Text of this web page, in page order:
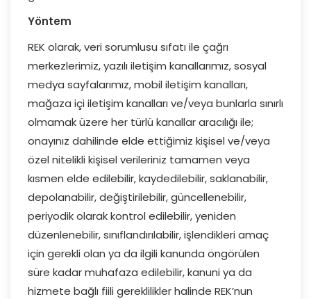
Yöntem
REK olarak, veri sorumlusu sıfatı ile çağrı
merkezlerimiz, yazılı iletişim kanallarımız, sosyal
medya sayfalarımız, mobil iletişim kanalları,
mağaza içi iletişim kanalları ve/veya bunlarla sınırlı
olmamak üzere her türlü kanallar aracılığı ile;
onayınız dahilinde elde ettiğimiz kişisel ve/veya
özel nitelikli kişisel verileriniz tamamen veya
kısmen elde edilebilir, kaydedilebilir, saklanabilir,
depolanabilir, değiştirilebilir, güncellenebilir,
periyodik olarak kontrol edilebilir, yeniden
düzenlenebilir, sınıflandırılabilir, işlendikleri amaç
için gerekli olan ya da ilgili kanunda öngörülen
süre kadar muhafaza edilebilir, kanuni ya da
hizmete bağlı fiili gereklilikler halinde REK’nun